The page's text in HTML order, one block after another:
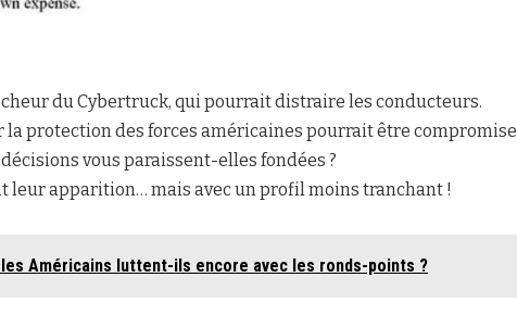
du Cybertruck, qui pourrait distraire les conducteurs.
la protection des forces américaines pourrait être compromise
vous paraissent-elles fondées ?
leur apparition… mais avec un profil moins tranchant !
les Américains luttent-ils encore avec les ronds-points ?